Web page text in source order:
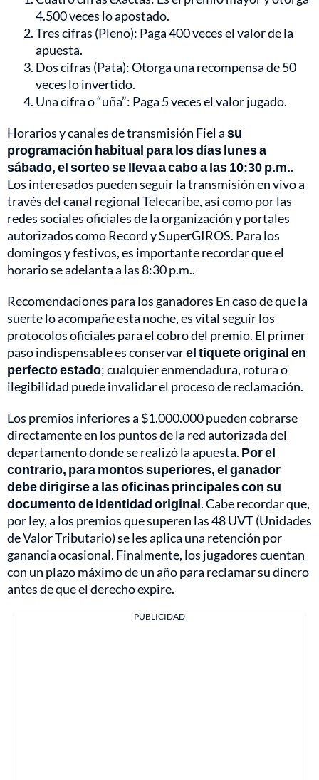
4.500 veces lo apostado.
Tres cifras (Pleno): Paga 400 veces el valor de la
apuesta.
Dos cifras (Pata): Otorga una recompensa de 50
veces lo invertido.
Una cifra o “uña”: Paga 5 veces el valor jugado.
Horarios y canales de transmisión Fiel asu
programación habitual para los días lunes a
sábado, el sorteo se lleva a cabo a las 10:30 p.m..
Los interesados pueden seguir la transmisión en vivo a
través del canal regional Telecaribe, así como por las
redes sociales oficiales de la organización y portales
autorizados como Record y SuperGIROS. Para los
domingos y festivos, es importante recordar que el
horario se adelanta a las 8:30 p.m..
Recomendaciones para los ganadores En caso de que la
suerte lo acompañe esta noche, es vital seguir los
protocolos oficiales para el cobro del premio. El primer
paso indispensable es conservarel tiquete original en
perfecto estado; cualquier enmendadura, rotura o
ilegibilidad puede invalidar el proceso de reclamación.
Los premios inferiores a $1.000.000 pueden cobrarse
directamente en los puntos de la red autorizada del
departamento donde se realizó la apuesta. Por el
contrario, para montos superiores, el ganador
debe dirigirse a las oficinas principales con su
documento de identidad original. Cabe recordar que,
por ley, a los premios que superen las 48 UVT (Unidades
de Valor Tributario) se les aplica una retención por
ganancia ocasional. Finalmente, los jugadores cuentan
con un plazo máximo de un año para reclamar su dinero
antes de que el derecho expire.
PUBLICIDAD